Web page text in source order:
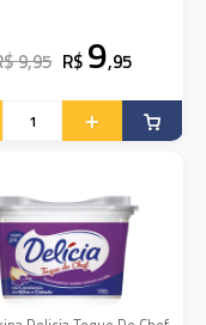
9,95 R$ 9,95